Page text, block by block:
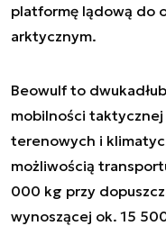
platformę lądową do
arktycznym.
Beowulf to
mobilności
terenowych i
możliwością
000 kg przy
wynoszącej ok. 15